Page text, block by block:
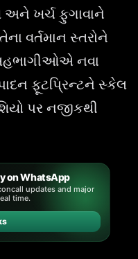
અને ખર્ચ ફુગાવાને
વર્તમાન સ્તરોને
નવા
ફૂટપ્રિન્ટને સ્કેલ
પર નજીકથી
on WhatsApp
updates and major
time.